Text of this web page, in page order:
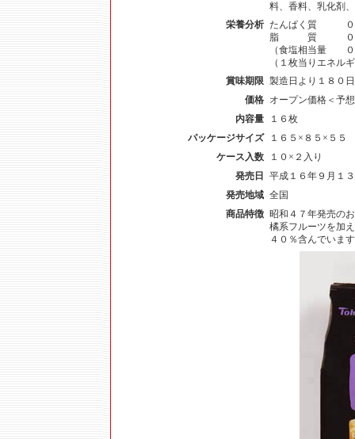
料、香料、乳化剤
栄養分析 たんぱく質
脂 質 ０．
（食塩相当量 ０
（１枚当りエネル
賞味期限 製造日より１８０日
価格 オープン価格＜予
内容量
１６枚
パッケージサイズ
１６５×８５×５５
ケース入数
１０×２入り
発売日
平成１６年９月１
発売地域 全国
商品特徴 昭和４７年発売の
橘系フルーツを加
４０％含んでいま